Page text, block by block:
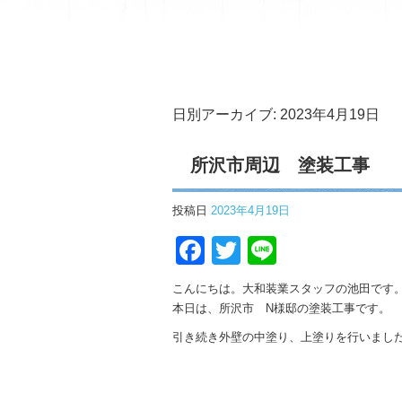
日別アーカイブ: 2023年4月19日
所沢市周辺 塗装工事
投稿日 2023年4月19日
Facebook
Twitter
こんにちは。大和装業スタッフの池田です
本日は、所沢市 N様邸の塗装工事です。
引き続き外壁の中塗り、上塗りを行いまし